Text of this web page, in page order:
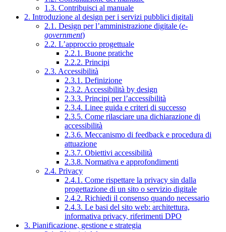
1.3. Contribuisci al manuale
2. Introduzione al design per i servizi pubblici digitali
2.1. Design per l’amministrazione digitale (e-
government)
2.2. L’approccio progettuale
2.2.1. Buone pratiche
2.2.2. Principi
2.3. Accessibilità
2.3.1. Definizione
2.3.2. Accessibilità by design
2.3.3. Principi per l’accessibilità
2.3.4. Linee guida e criteri di successo
2.3.5. Come rilasciare una dichiarazione di
accessibilità
2.3.6. Meccanismo di feedback e procedura di
attuazione
2.3.7. Obiettivi accessibilità
2.3.8. Normativa e approfondimenti
2.4. Privacy
2.4.1. Come rispettare la privacy sin dalla
progettazione di un sito o servizio digitale
2.4.2. Richiedi il consenso quando necessario
2.4.3. Le basi del sito web: architettura,
informativa privacy, riferimenti DPO
3. Pianificazione, gestione e strategia